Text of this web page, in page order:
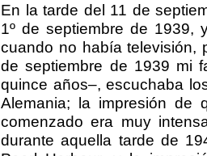
En la tarde del 11 de
1º de septiembre de 1939,
cuando no había televisión,
de septiembre de 1939 mi
quince años–, escuchaba
Alemania; la impresión de
comenzado era muy
durante aquella tarde de